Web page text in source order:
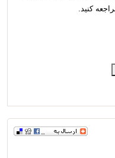
کنید.